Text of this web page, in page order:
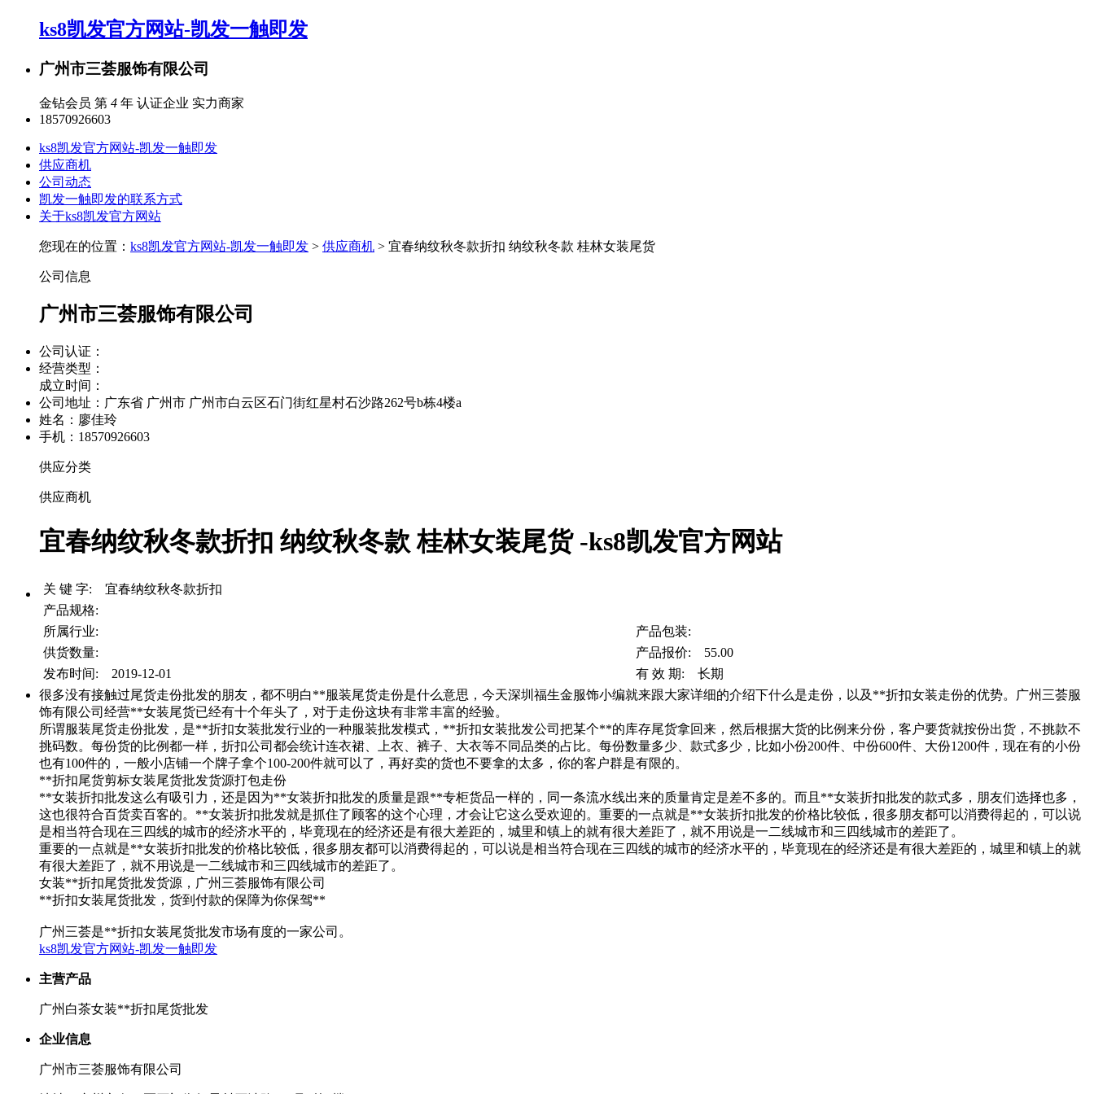
ks8凯发官方网站-凯发一触即发
广州市三荟服饰有限公司
金钻会员 第 4 年 认证企业 实力商家
18570926603
ks8凯发官方网站-凯发一触即发
供应商机
公司动态
凯发一触即发的联系方式
关于ks8凯发官方网站
您现在的位置： ks8凯发官方网站-凯发一触即发 > 供应商机 > 宜春纳纹秋冬款折扣 纳纹秋冬款 桂林女装尾货
公司信息
广州市三荟服饰有限公司
公司认证：
经营类型：
成立时间：
公司地址： 广东省 广州市 广州市白云区石门街红星村石沙路262号b栋4楼a
姓名：廖佳玲
手机：18570926603
供应分类
供应商机
宜春纳纹秋冬款折扣 纳纹秋冬款 桂林女装尾货 -ks8凯发官方网站
关 键 字: 宜春纳纹秋冬款折扣
产品规格:
所属行业:
产品包装:
供货数量:
产品报价: 55.00
发布时间: 2019-12-01
有 效 期: 长期
很多没有接触过尾货走份批发的朋友，都不明白**服装尾货走份是什么意思，今天深圳福生金服饰小编就来跟大家详细的介绍下什么是走份，以及**折扣女装走份的优势。广州三荟服
饰有限公司经营**女装尾货已经有十个年头了，对于走份这块有非常丰富的经验。
所谓服装尾货走份批发，是**折扣女装批发行业的一种服装批发模式，**折扣女装批发公司把某个**的库存尾货拿回来，然后根据大货的比例来分份，客户要货就按份出货，不挑款不
挑码数。每份货的比例都一样，折扣公司都会统计连衣裙、上衣、裤子、大衣等不同品类的占比。每份数量多少、款式多少，比如小份200件、中份600件、大份1200件，现在有的小份
也有100件的，一般小店铺一个牌子拿个100-200件就可以了，再好卖的货也不要拿的太多，你的客户群是有限的。
**折扣尾货剪标女装尾货批发货源打包走份
**女装折扣批发这么有吸引力，还是因为**女装折扣批发的质量是跟**专柜货品一样的，同一条流水线出来的质量肯定是差不多的。而且**女装折扣批发的款式多，朋友们选择也多，
这也很符合百货卖百客的。**女装折扣批发就是抓住了顾客的这个心理，才会让它这么受欢迎的。重要的一点就是**女装折扣批发的价格比较低，很多朋友都可以消费得起的，可以说
是相当符合现在三四线的城市的经济水平的，毕竟现在的经济还是有很大差距的，城里和镇上的就有很大差距了，就不用说是一二线城市和三四线城市的差距了。
重要的一点就是**女装折扣批发的价格比较低，很多朋友都可以消费得起的，可以说是相当符合现在三四线的城市的经济水平的，毕竟现在的经济还是有很大差距的，城里和镇上的就
有很大差距了，就不用说是一二线城市和三四线城市的差距了。
女装**折扣尾货批发货源，广州三荟服饰有限公司
**折扣女装尾货批发，货到付款的保障为你保驾**
广州三荟是**折扣女装尾货批发市场有度的一家公司。
ks8凯发官方网站-凯发一触即发
主营产品
广州白茶女装**折扣尾货批发
企业信息
广州市三荟服饰有限公司